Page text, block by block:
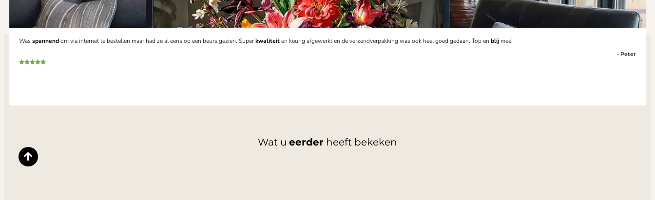
Was spannendom via internet te bestellen maar had ze al eens op een beurs gezien. Superkwaliteiten keurig afgewerkt en de verzendverpakking was ook heel goed gedaan. Top en blij mee!
- Peter
Wat u eerder heeft bekeken